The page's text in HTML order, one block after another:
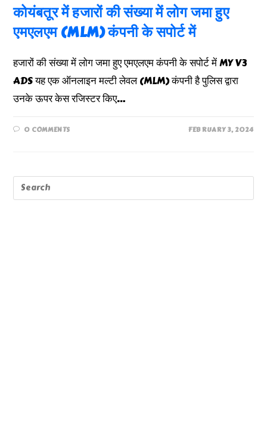
कोयंबतूर में हजारों की संख्या में लोग जमा हुए
एमएलएम (MLM) कंपनी के सपोर्ट में
हजारों की संख्या में लोग जमा हुए एमएलएम कंपनी के सपोर्ट में MY V3
ADS यह एक ऑनलाइन मल्टी लेवल (MLM) कंपनी है पुलिस द्वारा
उनके ऊपर केस रजिस्टर किए…
0 COMMENTS FEBRUARY 3, 2024